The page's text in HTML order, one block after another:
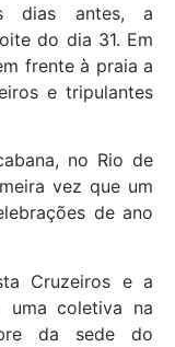
dias antes, a
do dia 31. Em
frente à praia a
e tripulantes
no Rio de
vez que um
de ano
Cruzeiros e a
uma coletiva na
da sede do